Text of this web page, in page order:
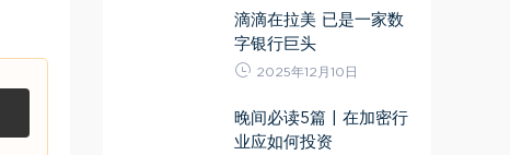
滴滴在拉美 已是一家数
字银行巨头
2025年12月10日
晚间必读5篇 | 在加密行
业应如何投资